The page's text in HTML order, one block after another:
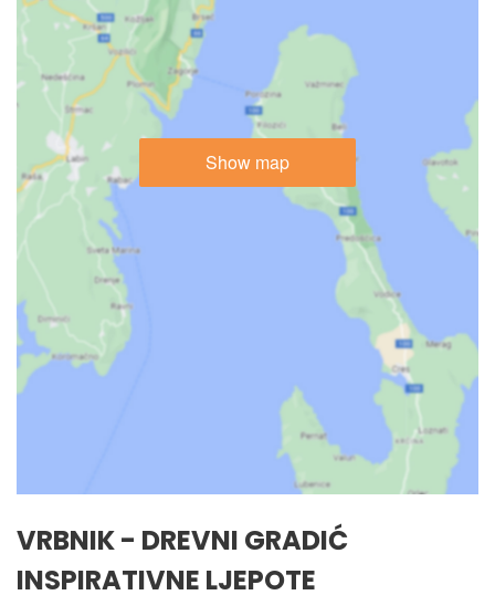
Show map
VRBNIK - DREVNI GRADIĆ
INSPIRATIVNE LJEPOTE